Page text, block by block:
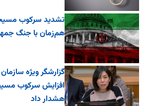
تشدید سرکوب
هم‌زمان با جنگ
گزارشگر ویژه
افزایش سرکوب
هشدار داد